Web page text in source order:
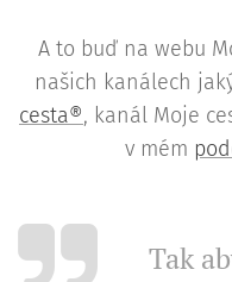
A to buď na webu
našich kanálech
cesta®, kanál Moje
v mém
Tak